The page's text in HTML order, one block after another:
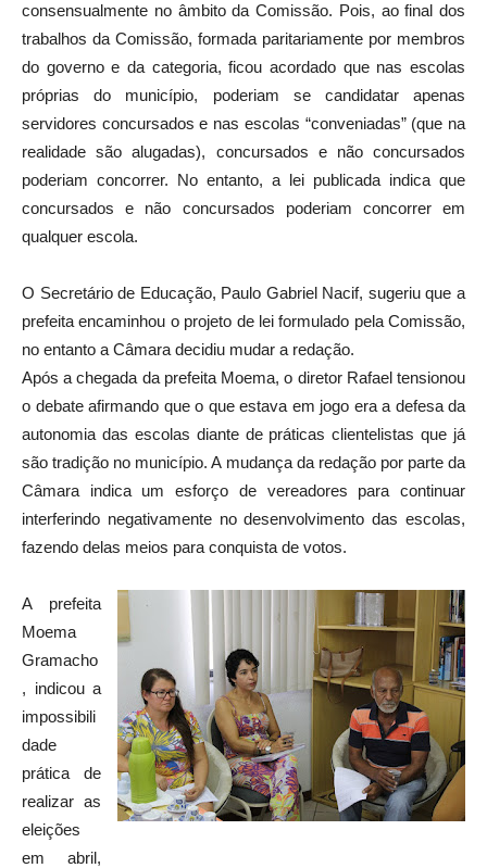
consensualmente no âmbito da Comissão. Pois, ao final dos
trabalhos da Comissão, formada paritariamente por membros
do governo e da categoria, ficou acordado que nas escolas
próprias do município, poderiam se candidatar apenas
servidores concursados e nas escolas “conveniadas” (que na
realidade são alugadas), concursados e não concursados
poderiam concorrer. No entanto, a lei publicada indica que
concursados e não concursados poderiam concorrer em
qualquer escola.
O Secretário de Educação, Paulo Gabriel Nacif, sugeriu que a
prefeita encaminhou o projeto de lei formulado pela Comissão,
no entanto a Câmara decidiu mudar a redação.
Após a chegada da prefeita Moema, o diretor Rafael tensionou
o debate afirmando que o que estava em jogo era a defesa da
autonomia das escolas diante de práticas clientelistas que já
são tradição no município. A mudança da redação por parte da
Câmara indica um esforço de vereadores para continuar
interferindo negativamente no desenvolvimento das escolas,
fazendo delas meios para conquista de votos.
A prefeita
Moema
Gramacho
, indicou a
impossibili
dade
prática de
realizar as
eleições
em abril,